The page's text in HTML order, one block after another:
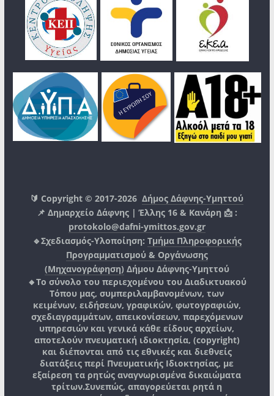
🔰 Copyright © 2017-2026Δήμος Δάφνης-Υμηττού
📌 Δημαρχείο Δάφνης | Έλλης 16 & Κανάρη 📩 :
protokolo@dafni-ymittos.gov.gr
🔹Σχεδιασμός-Υλοποίηση: Τμήμα Πληροφορικής
Προγραμματισμού & Οργάνωσης
(Μηχανογράφηση) Δήμου Δάφνης-Υμηττού
🔸Το σύνολο του περιεχομένου του Διαδικτυακού
Τόπου μας, συμπεριλαμβανομένων, των
κειμένων, ειδήσεων, γραφικών, φωτογραφιών,
σχεδιαγραμμάτων, απεικονίσεων, παρεχόμενων
υπηρεσιών και γενικά κάθε είδους αρχείων,
αποτελούν πνευματική ιδιοκτησία, (copyright)
και διέπονται από τις εθνικές και διεθνείς
διατάξεις περί Πνευματικής Ιδιοκτησίας, με
εξαίρεση τα ρητώς αναγνωρισμένα δικαιώματα
τρίτων.Συνεπώς, απαγορεύεται ρητά η